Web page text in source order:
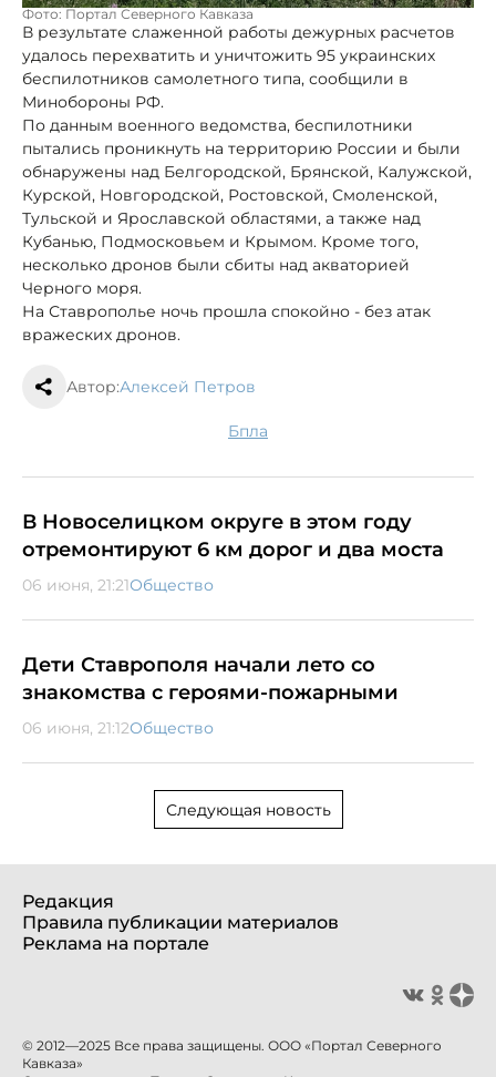
Фото: Портал Северного Кавказа
В результате слаженной работы дежурных расчетов
удалось перехватить и уничтожить 95 украинских
беспилотников самолетного типа, сообщили в
Минобороны РФ.
По данным военного ведомства, беспилотники
пытались проникнуть на территорию России и были
обнаружены над Белгородской, Брянской, Калужской,
Курской, Новгородской, Ростовской, Смоленской,
Тульской и Ярославской областями, а также над
Кубанью, Подмосковьем и Крымом. Кроме того,
несколько дронов были сбиты над акваторией
Черного моря.
На Ставрополье ночь прошла спокойно - без атак
вражеских дронов.
Автор:Алексей Петров
бпла
В Новоселицком округе в этом году
отремонтируют 6 км дорог и два моста
06 июня, 21:21Общество
Дети Ставрополя начали лето со
знакомства с героями-пожарными
06 июня, 21:12Общество
Следующая новость
Редакция
Правила публикации материалов
Реклама на портале
© 2012—2025 Все права защищены. ООО «Портал Северного
Кавказа»